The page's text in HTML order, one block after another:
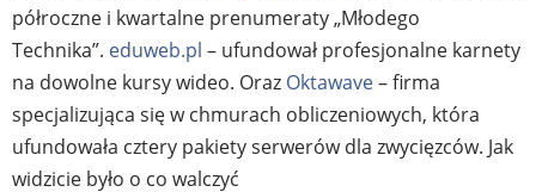
półroczne i kwartalne prenumeraty „Młodego
Technika”. eduweb.pl – ufundował profesjonalne karnety
na dowolne kursy wideo. Oraz Oktawave– firma
specjalizująca się w chmurach obliczeniowych, która
ufundowała cztery pakiety serwerów dla zwycięzców. Jak
widzicie było o co walczyć